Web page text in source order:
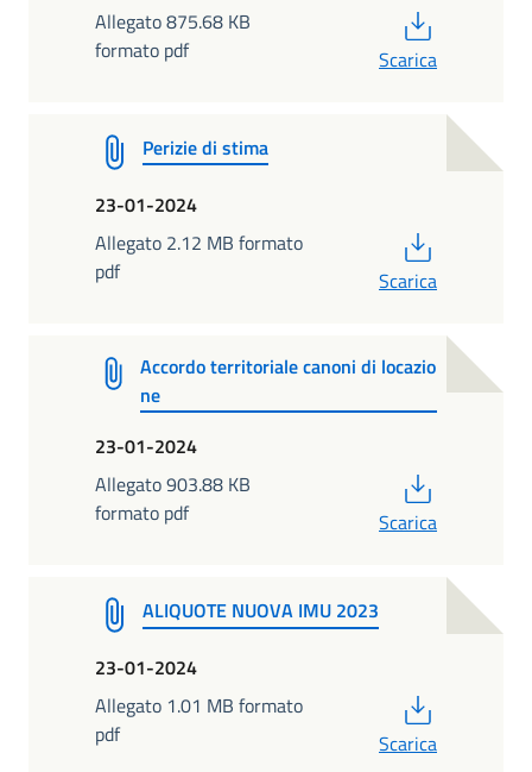
Allegato 875.68 KB
formato pdf
Scarica
Perizie di stima
23-01-2024
Allegato 2.12 MB formato
pdf
Scarica
Accordo territoriale canoni di locazio
ne
23-01-2024
Allegato 903.88 KB
formato pdf
Scarica
ALIQUOTE NUOVA IMU 2023
23-01-2024
Allegato 1.01 MB formato
pdf
Scarica